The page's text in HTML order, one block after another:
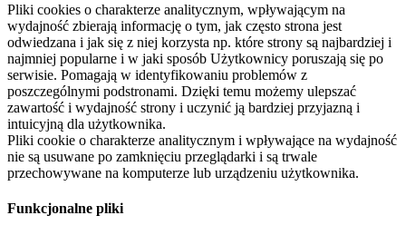
Pliki cookies o charakterze analitycznym, wpływającym na
wydajność zbierają informację o tym, jak często strona jest
odwiedzana i jak się z niej korzysta np. które strony są najbardziej i
najmniej popularne i w jaki sposób Użytkownicy poruszają się po
serwisie. Pomagają w identyfikowaniu problemów z
poszczególnymi podstronami. Dzięki temu możemy ulepszać
zawartość i wydajność strony i uczynić ją bardziej przyjazną i
intuicyjną dla użytkownika.
Pliki cookie o charakterze analitycznym i wpływające na wydajność
nie są usuwane po zamknięciu przeglądarki i są trwale
przechowywane na komputerze lub urządzeniu użytkownika.
Funkcjonalne pliki